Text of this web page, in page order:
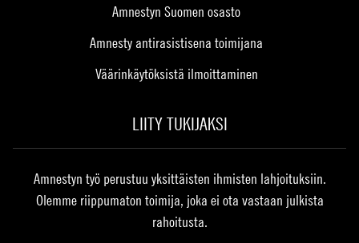
Amnestyn Suomen osasto
Amnesty antirasistisena toimijana
Väärinkäytöksistä ilmoittaminen
LIITY TUKIJAKSI
Amnestyn työ perustuu yksittäisten ihmisten lahjoituksiin.
Olemme riippumaton toimija, joka ei ota vastaan julkista
rahoitusta.